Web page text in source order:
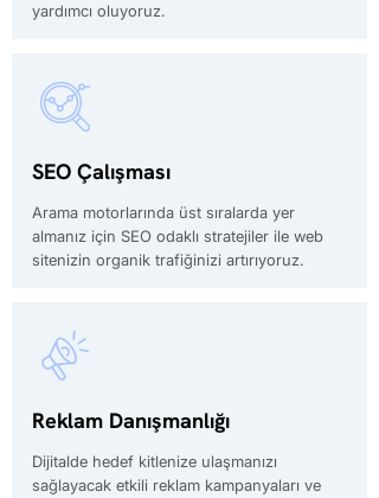
yardımcı oluyoruz.
SEO Çalışması
Arama motorlarında üst sıralarda yer
almanız için SEO odaklı stratejiler ile web
sitenizin organik trafiğinizi artırıyoruz.
Reklam Danışmanlığı
Dijitalde hedef kitlenize ulaşmanızı
sağlayacak etkili reklam kampanyaları ve